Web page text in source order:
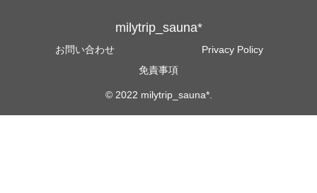
milytrip_sauna*
お問い合わせ
Privacy Policy
免責事項
© 2022 milytrip_sauna*.